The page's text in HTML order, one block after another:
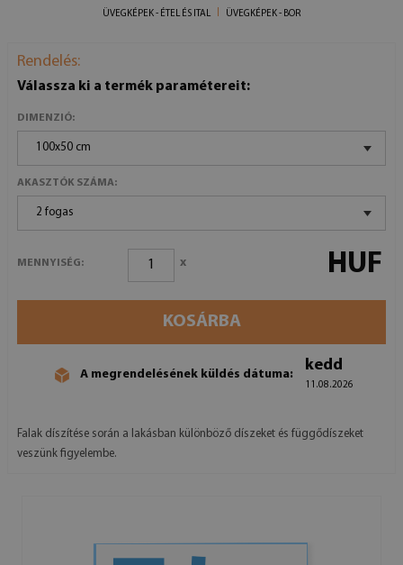
ÜVEGKÉPEK - ÉTEL ÉS ITAL
ÜVEGKÉPEK - BOR
Rendelés:
Válassza ki a termék paramétereit:
DIMENZIÓ:
100x50 cm
AKASZTÓK SZÁMA:
2 fogas
MENNYISÉG: x HUF
KOSÁRBA
A megrendelésének küldés dátuma:
kedd
11.08.2026
Falak díszítése során a lakásban különböző díszeket és függődíszeket
veszünk figyelembe.